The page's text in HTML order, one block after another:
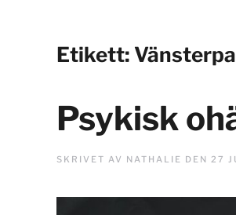
Etikett:
Psykisk
SKRIVET AV NATHALIE DEN 27